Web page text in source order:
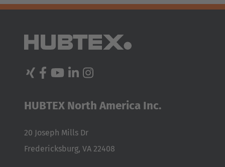
EUROPE
Belgium
Česká republika
Deutschland
HUBTEX North America Inc.
20 Joseph Mills Dr
Fredericksburg, VA 22408